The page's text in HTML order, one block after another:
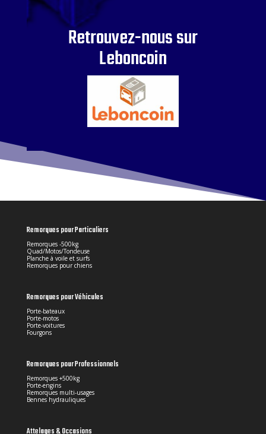
Retrouvez-nous sur
Leboncoin
Remorques pour Particuliers
Remorques -500kg
Quad/Motos/Tondeuse
Planche à voile et surfs
Remorques pour chiens
Remorques pour Véhicules
Porte-bateaux
Porte-motos
Porte-voitures
Fourgons
Remorques pour Professionnels
Remorques +500kg
Porte-engins
Remorques multi-usages
Bennes hydrauliques